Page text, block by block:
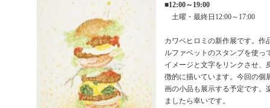
■12:00～19:00
土曜・最終日12:00～17:00
カワベヒロミの新作展です。作
ルファベットのスタンプを使っ
イメージと文字をリンクさせ、
徴的に描いています。今回の個
画の小品も展示する予定です。
ましたら幸いです。